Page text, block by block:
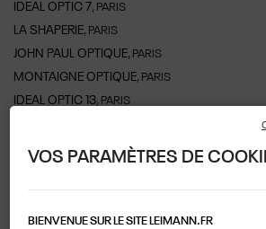
IDEAL OPTIC 7, PARIS
LA SHAPERIE, PARIS
JOHN PAUL OPTIQUE, PARIS
MONTAIGNE OPTIQUE, PARIS
IDEAL OPTIC 13, PARIS
PANAM OPTIC BOÉTIE, PARIS
PANAM OPTIC BONNE NOUVELLE, PARIS
LA MAISON DU LUNETIER CHARONNE
VOS PARAMÈTRES DE
BIENVENUE SUR LE SITE LEIMANN.FR